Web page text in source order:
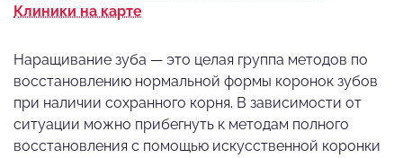
Клиники на карте
Наращивание зуба — это целая группа методов по
восстановлению нормальной формы коронок зубов
при наличии сохранного корня. В зависимости от
ситуации можно прибегнуть к методам полного
восстановления с помощью искусственной коронки